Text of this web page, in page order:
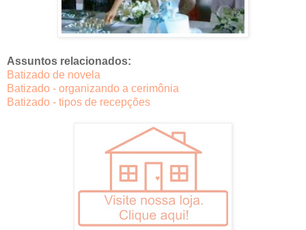
Assuntos relacionados:
Batizado de novela
Batizado - organizando a cerimônia
Batizado - tipos de recepções